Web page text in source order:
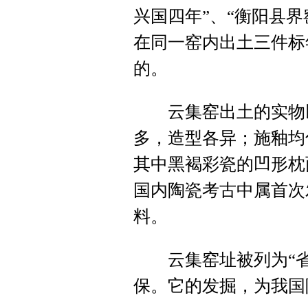
兴国四年”、“衡阳县
在同一窑内出土三件
的。
云集窑出土的实物
多，造型各异；施釉
其中黑褐彩瓷的凹形
国内陶瓷考古中属首
料。
云集窑址被列为“省
保。它的发掘，为我